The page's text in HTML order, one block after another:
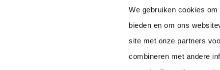
We gebruiken cookies
bieden en om ons
site met onze partners
combineren met andere
© 2026, Bierfestival Hoogeveen